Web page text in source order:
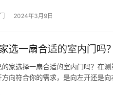
2024年3月9日
选一扇合适的室内门吗？
家选择一扇合适的室内门吗？在
向符合你的需求，是向左开还是